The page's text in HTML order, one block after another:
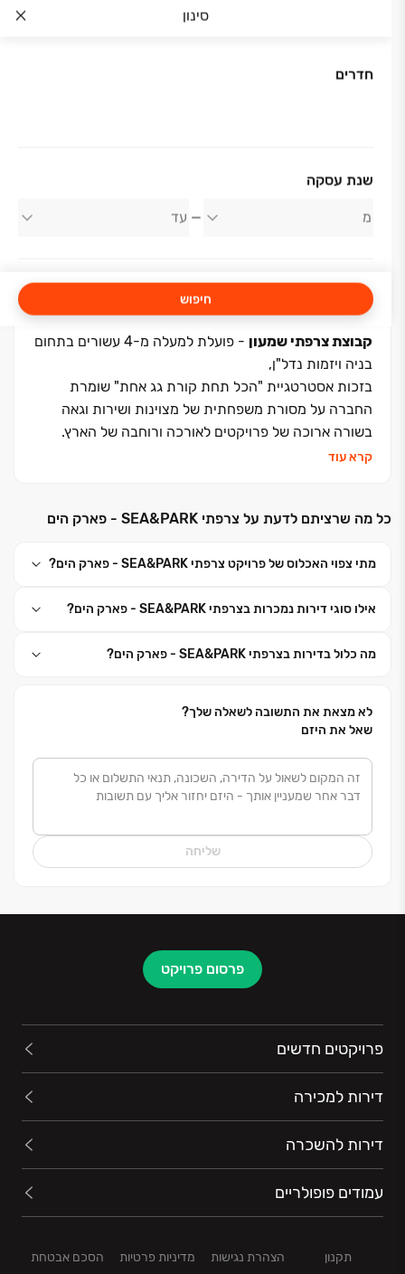
סינון
חדרים
שנת עסקה
חיפוש
אודות החברה
צרפתי שמעון
קבוצת צרפתי שמעון
- פועלת למעלה מ-4 עשורים בתחום
בניה ויזמות נדל"ן,
בזכות אסטרטגיית "הכל תחת קורת גג אחת" שומרת
החברה על מסורת משפחתית של מצוינות ושירות וגאה
בשורה ארוכה של פרויקטים לאורכה ורוחבה של הארץ.
לרכישה בטוחה, הינה תוצר ישיר לעקרונות השמירה
מרכישת הקרקע והתכנון ועד לסיום הפרויקט והמשך ליווי
שילוב בין חדשנות לאיכות, וחשיבה ממוקדת לקוח.
אלפי יחידות דיור למגורים לצד יזום, בנייה ופיתוח של מגוון
פרויקטים למסחר, מלונאות, תעשיה והתחדשות עירונית.
קרא עוד
כל מה שרציתם לדעת על צרפתי SEA&PARK - פארק הים
מתי צפוי האכלוס של פרויקט צרפתי SEA&PARK - פארק הים?
אילו סוגי דירות נמכרות בצרפתי SEA&PARK - פארק הים?
מה כלול בדירות בצרפתי SEA&PARK - פארק הים?
לא מצאת את התשובה לשאלה שלך?
שאל את היזם
שליחה
פרסום פרויקט
פרויקטים חדשים
דירות למכירה
דירות להשכרה
עמודים פופולריים
תקנון הצהרת נגישות מדיניות פרטיות
הסכם אבטחת